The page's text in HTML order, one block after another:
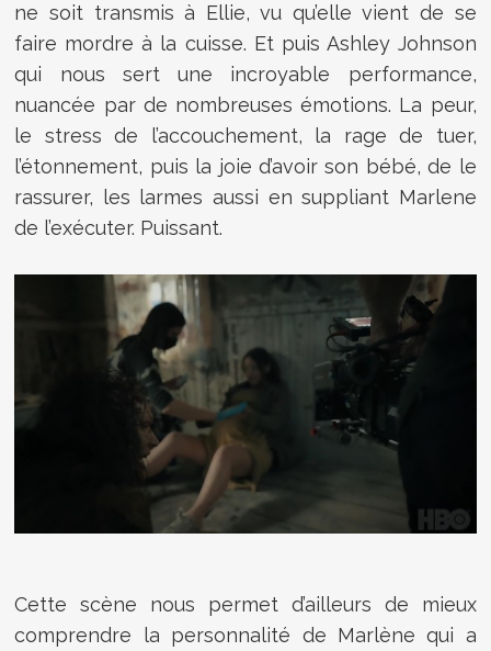
ne soit transmis à Ellie, vu qu’elle vient de se
faire mordre à la cuisse. Et puis Ashley Johnson
qui nous sert une incroyable performance,
nuancée par de nombreuses émotions. La peur,
le stress de l’accouchement, la rage de tuer,
l’étonnement, puis la joie d’avoir son bébé, de le
rassurer, les larmes aussi en suppliant Marlene
de l’exécuter. Puissant.
Cette scène nous permet d’ailleurs de mieux
comprendre la personnalité de Marlène qui a